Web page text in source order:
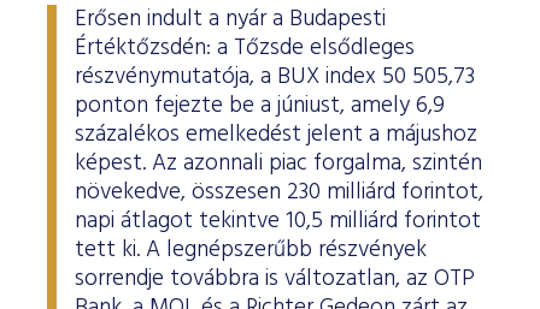
Erősen indult a nyár a Budapesti
Értéktőzsdén: a Tőzsde elsődleges
részvénymutatója, a BUX index 50 505,73
ponton fejezte be a júniust, amely 6,9
százalékos emelkedést jelent a májushoz
képest. Az azonnali piac forgalma, szintén
növekedve, összesen 230 milliárd forintot,
napi átlagot tekintve 10,5 milliárd forintot
tett ki. A legnépszerűbb részvények
sorrendje továbbra is változatlan, az OTP